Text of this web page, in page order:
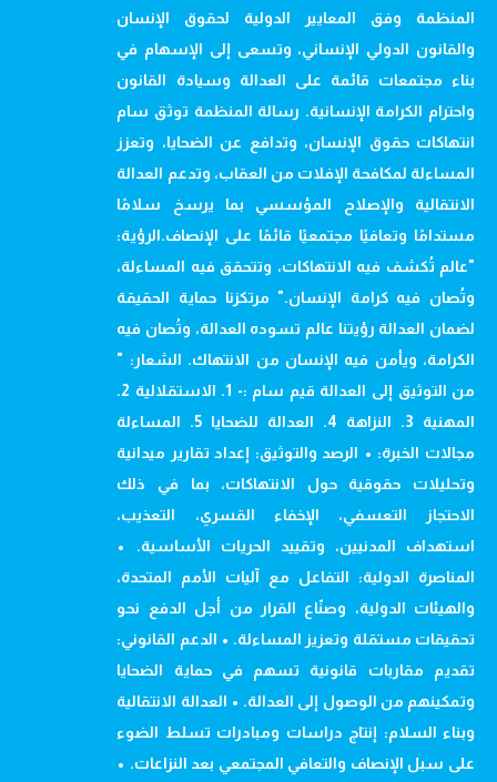
المنظمة وفق المعايير الدولية لحقوق الإنسان
والقانون الدولي الإنساني، وتسعى إلى الإسهام في
بناء مجتمعات قائمة على العدالة وسيادة القانون
واحترام الكرامة الإنسانية. رسالة المنظمة توثق سام
انتهاكات حقوق الإنسان، وتدافع عن الضحايا، وتعزز
المساءلة لمكافحة الإفلات من العقاب، وتدعم العدالة
الانتقالية والإصلاح المؤسسي بما يرسخ سلامًا
مستدامًا وتعافيًا مجتمعيًا قائمًا على الإنصاف.الرؤية:
"عالم تُكشف فيه الانتهاكات، وتتحقق فيه المساءلة،
وتُصان فيه كرامة الإنسان." مرتكزنا حماية الحقيقة
لضمان العدالة رؤيتنا عالم تسوده العدالة، وتُصان فيه
الكرامة، ويأمن فيه الإنسان من الانتهاك. الشعار: "
من التوثيق إلى العدالة قيم سام :- 1. الاستقلالية 2.
المهنية 3. النزاهة 4. العدالة للضحايا 5. المساءلة
مجالات الخبرة: • الرصد والتوثيق: إعداد تقارير ميدانية
وتحليلات حقوقية حول الانتهاكات، بما في ذلك
الاحتجاز التعسفي، الإخفاء القسري، التعذيب،
استهداف المدنيين، وتقييد الحريات الأساسية. •
المناصرة الدولية: التفاعل مع آليات الأمم المتحدة،
والهيئات الدولية، وصنّاع القرار من أجل الدفع نحو
تحقيقات مستقلة وتعزيز المساءلة. • الدعم القانوني:
تقديم مقاربات قانونية تسهم في حماية الضحايا
وتمكينهم من الوصول إلى العدالة. • العدالة الانتقالية
وبناء السلام: إنتاج دراسات ومبادرات تسلط الضوء
على سبل الإنصاف والتعافي المجتمعي بعد النزاعات. •